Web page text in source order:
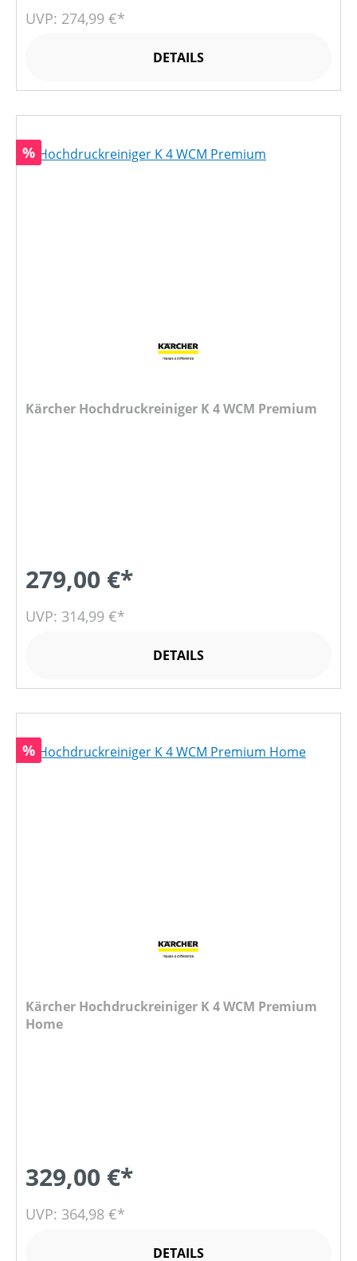
UVP: 274,99 €*
DETAILS
Rabatt
%
Kärcher Hochdruckreiniger K 4 WCM Premium
279,00 €*
UVP: 314,99 €*
DETAILS
Rabatt
%
Kärcher Hochdruckreiniger K 4 WCM Premium
Home
329,00 €*
UVP: 364,98 €*
DETAILS